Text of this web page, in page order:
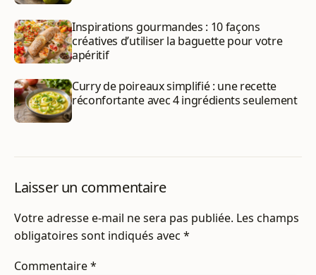
Inspirations gourmandes : 10 façons
créatives d’utiliser la baguette pour votre
apéritif
Curry de poireaux simplifié : une recette
réconfortante avec 4 ingrédients seulement
Laisser un commentaire
Votre adresse e-mail ne sera pas publiée. Les champs
obligatoires sont indiqués avec *
Commentaire*